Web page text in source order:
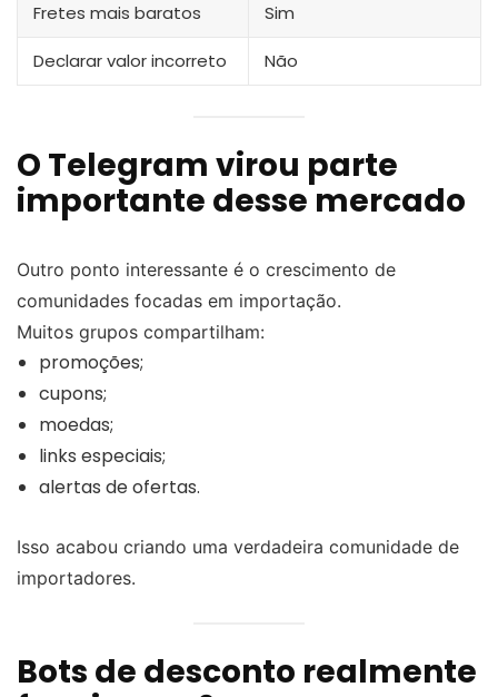
Fretes mais baratos Sim
Declarar valor incorreto Não
O Telegram virou parte
importante desse mercado
Outro ponto interessante é o crescimento de
comunidades focadas em importação.
Muitos grupos compartilham:
promoções;
cupons;
moedas;
links especiais;
alertas de ofertas.
Isso acabou criando uma verdadeira comunidade de
importadores.
Bots de desconto realmente